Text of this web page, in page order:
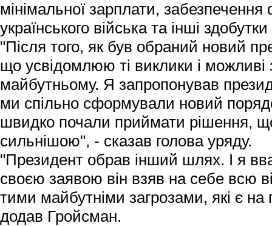
мінімальної зарплати, забезпечення
українського війська та інші здобутки
"Після того, як був обраний новий
що усвідомлюю ті виклики і можливі
майбутньому. Я запропонував
ми спільно сформували новий
швидко почали приймати рішення,
сильнішою", - сказав голова уряду.
"Президент обрав інший шлях. І я
своєю заявою він взяв на себе всю
тими майбутніми загрозами, які є
додав Гройсман.